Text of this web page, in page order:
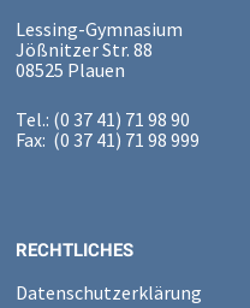
Lessing-Gymnasium
Jößnitzer Str. 88
08525 Plauen
Tel.: (0 37 41) 71 98 90
Fax: (0 37 41) 71 98 999
RECHTLICHES
Datenschutzerklärung